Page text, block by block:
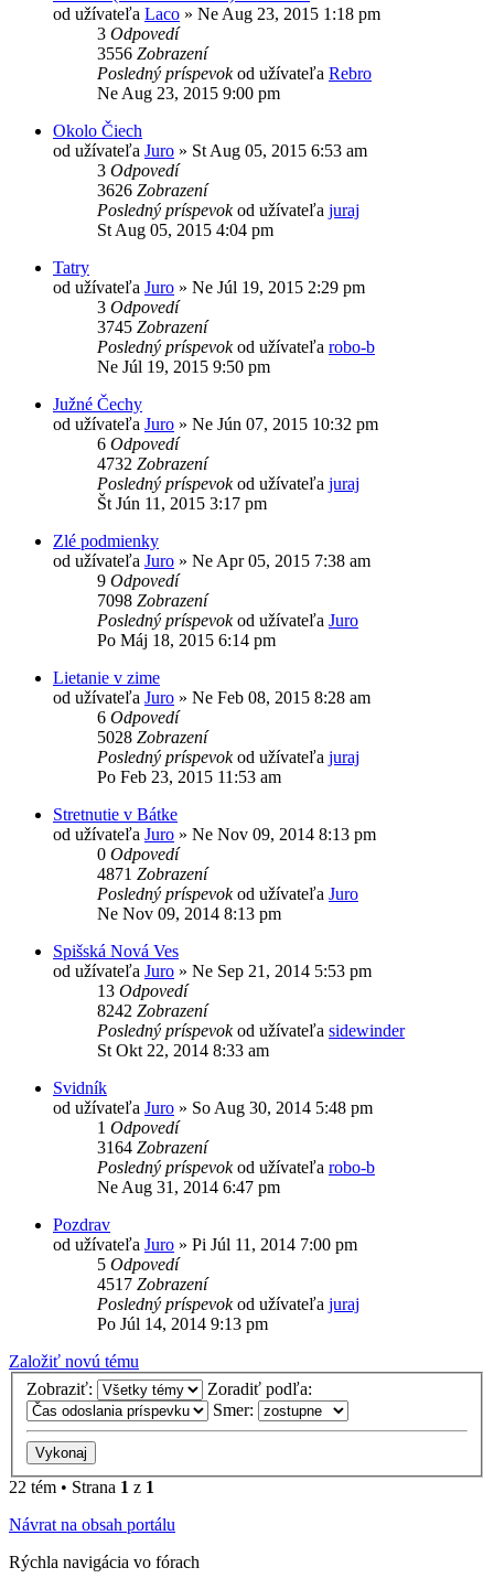
od užívateľa Laco » Ne Aug 23, 2015 1:18 pm
3 Odpovedí
3556 Zobrazení
Posledný príspevokod užívateľa Rebro
Ne Aug 23, 2015 9:00 pm
Okolo Čiech
od užívateľa Juro » St Aug 05, 2015 6:53 am
3 Odpovedí
3626 Zobrazení
Posledný príspevokod užívateľa juraj
St Aug 05, 2015 4:04 pm
Tatry
od užívateľa Juro » Ne Júl 19, 2015 2:29 pm
3 Odpovedí
3745 Zobrazení
Posledný príspevokod užívateľa robo-b
Ne Júl 19, 2015 9:50 pm
Južné Čechy
od užívateľa Juro » Ne Jún 07, 2015 10:32 pm
6 Odpovedí
4732 Zobrazení
Posledný príspevokod užívateľa juraj
Št Jún 11, 2015 3:17 pm
Zlé podmienky
od užívateľa Juro » Ne Apr 05, 2015 7:38 am
9 Odpovedí
7098 Zobrazení
Posledný príspevokod užívateľa Juro
Po Máj 18, 2015 6:14 pm
Lietanie v zime
od užívateľa Juro » Ne Feb 08, 2015 8:28 am
6 Odpovedí
5028 Zobrazení
Posledný príspevokod užívateľa juraj
Po Feb 23, 2015 11:53 am
Stretnutie v Bátke
od užívateľa Juro » Ne Nov 09, 2014 8:13 pm
0 Odpovedí
4871 Zobrazení
Posledný príspevokod užívateľa Juro
Ne Nov 09, 2014 8:13 pm
Spišská Nová Ves
od užívateľa Juro » Ne Sep 21, 2014 5:53 pm
13 Odpovedí
8242 Zobrazení
Posledný príspevokod užívateľa sidewinder
St Okt 22, 2014 8:33 am
Svidník
od užívateľa Juro » So Aug 30, 2014 5:48 pm
1 Odpovedí
3164 Zobrazení
Posledný príspevokod užívateľa robo-b
Ne Aug 31, 2014 6:47 pm
Pozdrav
od užívateľa Juro » Pi Júl 11, 2014 7:00 pm
5 Odpovedí
4517 Zobrazení
Posledný príspevokod užívateľa juraj
Po Júl 14, 2014 9:13 pm
Založiť novú tému
Zobraziť:
Zoradiť podľa:
Smer:
22 tém • Strana 1 z 1
Návrat na obsah portálu
Rýchla navigácia vo fórach